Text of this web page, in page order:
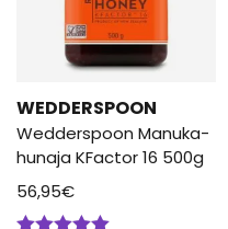
WEDDERSPOON
Wedderspoon Manuka-
hunaja KFactor 16 500g
56,95€